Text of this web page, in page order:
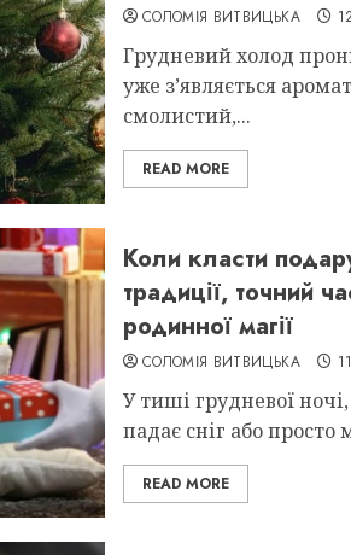
СОЛОМІЯ ВИТВИЦЬКА
Грудневий холод
уже з’являється
смолистий,...
READ MORE
Коли класти
традиції, точний
родинної магії
СОЛОМІЯ ВИТВИЦЬКА
У тиші грудневої
падає сніг або просто
READ MORE